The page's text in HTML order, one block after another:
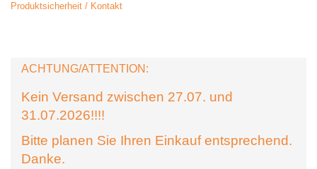
Produktsicherheit / Kontakt
ACHTUNG/ATTENTION:
Kein Versand zwischen 27.07. und
31.07.2026!!!!
Bitte planen Sie Ihren Einkauf entsprechend.
Danke.